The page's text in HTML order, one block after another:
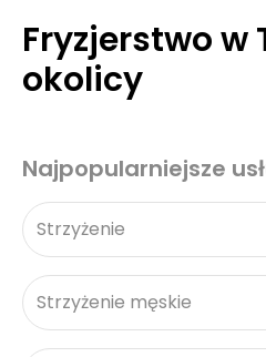
Fryzjerstwo w
okolicy
Najpopularniejsze
Strzyżenie
Strzyżenie męskie